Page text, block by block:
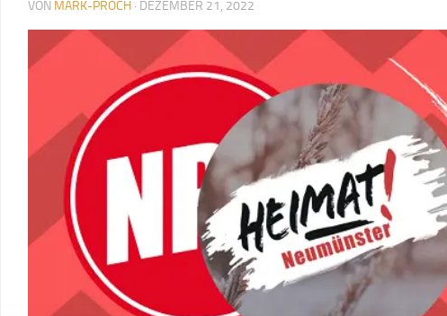
VON MARK-PROCH · DEZEMBER 21, 2022